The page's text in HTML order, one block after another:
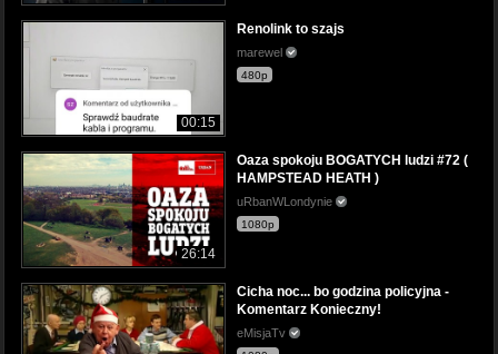
00:15
Renolink to szajs
marewel
480p
26:14
Oaza spokoju BOGATYCH ludzi #72 (
HAMPSTEAD HEATH )
uRbanWLondynie
1080p
Cicha noc... bo godzina policyjna -
Komentarz Konieczny!
eMisjaTv